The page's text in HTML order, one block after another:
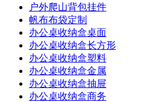
户外爬山背包挂件
帆布布袋定制
办公桌收纳盒桌面
办公桌收纳盒长方形
办公桌收纳盒塑料
办公桌收纳盒金属
办公桌收纳盒抽屉
办公桌收纳盒商务